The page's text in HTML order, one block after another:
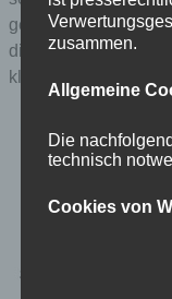
gehen, oben rechts
die punkte links
klicken.
zusammen.
Allgemeine
Die
technisch
Cookies von